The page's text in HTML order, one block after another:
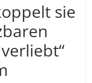
sie